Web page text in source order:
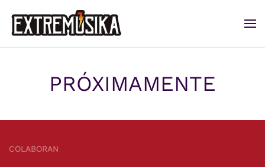
Ir al contenido principal
PRÓXIMAMENTE
COLABORAN